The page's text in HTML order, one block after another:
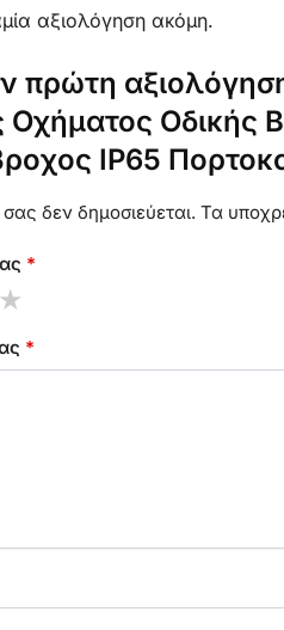
αξιολόγηση ακόμη.
πρώτη
Οδικής
IP65
δεν δημοσιεύεται. Τα
*
*